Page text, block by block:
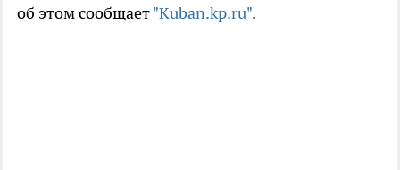
об этом сообщает"Kuban.kp.ru".